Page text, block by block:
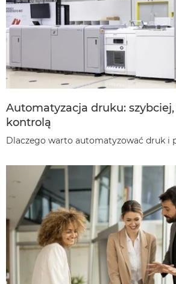
Automatyzacja druku:
kontrolą
Dlaczego warto automatyzować druk i